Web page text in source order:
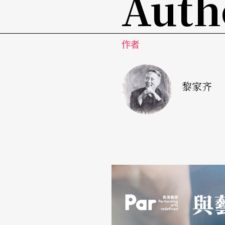
作者
黎家齐